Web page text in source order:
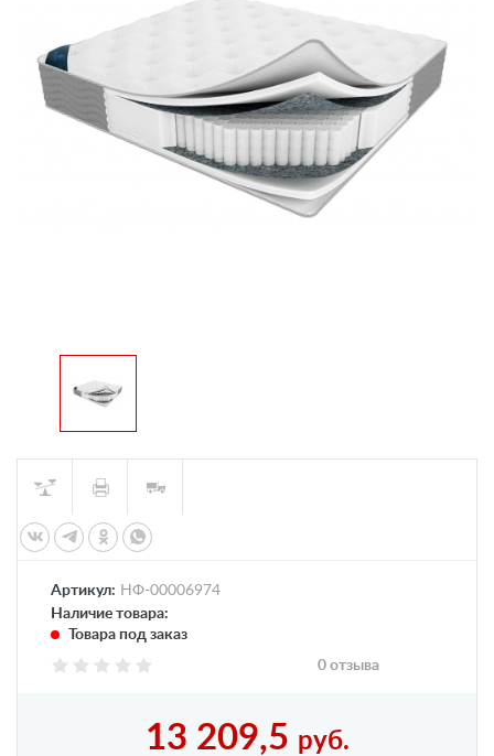
Артикул: НФ-00006974
Наличие товара:
Товара под заказ
0 отзыва
13 209,5 руб.